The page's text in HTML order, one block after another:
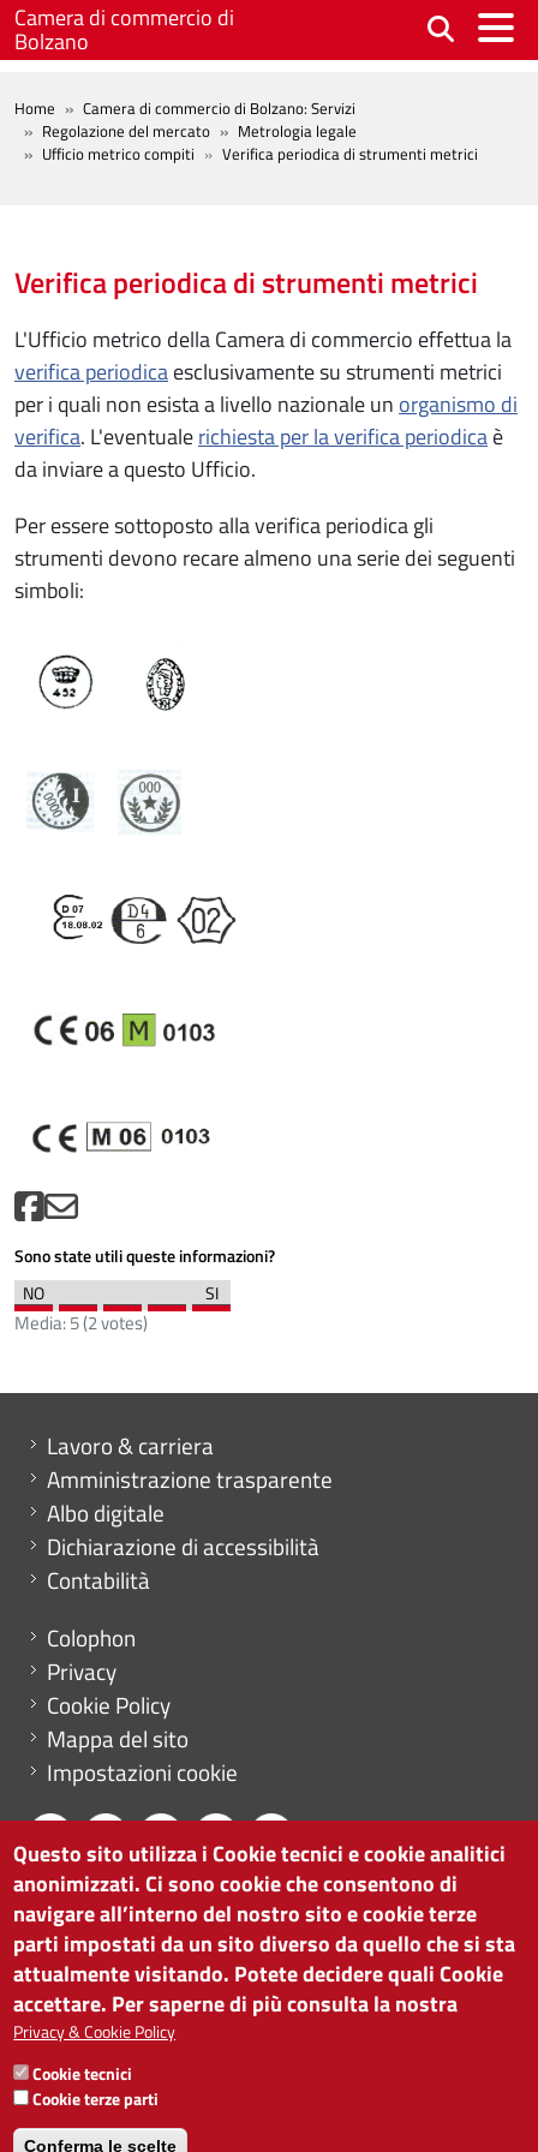
Salta al contenuto principale
Camera di commercio di
Bolzano
BREADCRUMB
Home
Camera di commercio di Bolzano: Servizi
Regolazione del mercato
Metrologia legale
Ufficio metrico compiti
Verifica periodica di strumenti metrici
Verifica periodica di strumenti metrici
L'Ufficio metrico della Camera di commercio effettua la
verifica periodicaesclusivamente su strumenti metrici
per i quali non esista a livello nazionale un organismo di
verifica. L'eventualerichiesta per la verifica periodicaè
da inviare a questo Ufficio.
Per essere sottoposto alla verifica periodica gli
strumenti devono recare almeno una serie dei seguenti
simboli:
Sono state utili queste informazioni?
Media:5(2votes)
Mini menu di servizio
Lavoro & carriera
Amministrazione trasparente
Albo digitale
Dichiarazione di accessibilità
Contabilità
Menu footer
Colophon
Privacy
Cookie Policy
Mappa del sito
Impostazioni cookie
CAMERA DI COMMERCIO DI BOLZANO
via Alto Adige 60 | I-39100 Bolzano
tel. 0471 945 511 |info@camcom.bz.it
Partita IVA: 00376420212
ISTITUTO PER LA PROMOZIONE DELLO
SVILUPPO ECONOMICO
Partita IVA: 01716880214
Questo sito utilizza i Cookie tecnici e cookie analitici
anonimizzati. Ci sono cookie che consentono di
navigare all’interno del nostro sito e cookie terze
parti impostati da un sito diverso da quello che si sta
attualmente visitando. Potete decidere quali Cookie
accettare. Per saperne di più consulta la nostra
Privacy & Cookie Policy
Cookie tecnici
Cookie terze parti
Conferma le scelte